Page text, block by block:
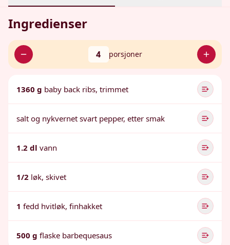
Ingredienser
4 porsjoner
1360 g baby back ribs, trimmet
salt og nykvernet svart pepper, etter smak
1.2 dl vann
1/2 løk, skivet
1 fedd hvitløk, finhakket
500 g flaske barbequesaus